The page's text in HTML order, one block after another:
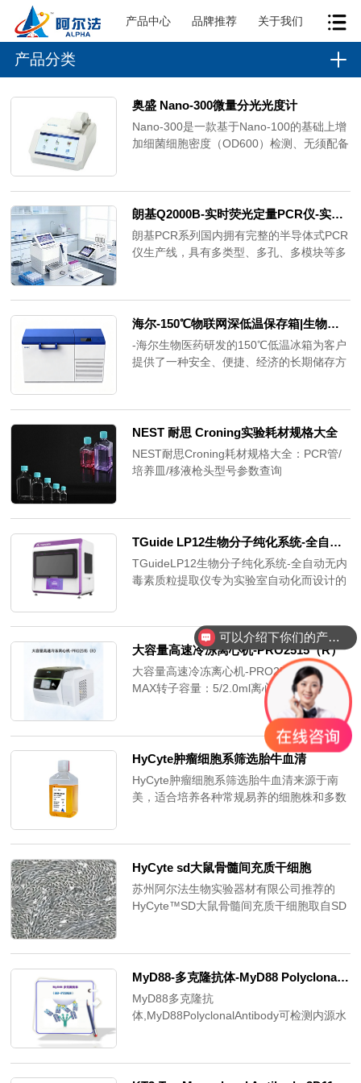
产品中心 品牌推荐 关于我们
产品分类
奥盛 Nano-300微量分光光度计
Nano-300是一款基于Nano-100的基础上增
加细菌细胞密度（OD600）检测、无须配备
品，就可快速准确的检测核酸、蛋白质和细
胞溶液，并配备比色皿模式，进行细菌等培
养液浓度的检测，从而估计细菌的生长情
况。
朗基Q2000B-实时荧光定量PCR仪-实时荧光pcr仪
朗基PCR系列国内拥有完整的半导体式PCR
仪生产线，具有多类型、多孔、多模块等多
丰富，规格齐全，已满足不同客户群体的需
求。PCR仪采用目前进口半导体技术以及
MARLOW半导体芯片制造商生产的半导体
材料做为核心部件，确保产品的扩增速度、
分析结果及系统可靠性，成为目前PCR行业
海尔-150℃物联网深低温保存箱|生物样本 细胞储存专用
-海尔生物医药研发的150℃低温冰箱为客户
提供了一种安全、便捷、经济的长期储存方
本，如病毒、红细胞、白细胞、切片、骨
骼、精子、海洋产品、特殊检测材料甚至电
子产品检测等
NEST 耐思 Croning实验耗材规格大全
NEST耐思Croning耗材规格大全：PCR管/
培养皿/移液枪头型号参数查询
TGuide LP12生物分子纯化系统-全自动无内毒素质粒提取仪
TGuideLP12生物分子纯化系统-全自动无内
毒素质粒提取仪专为实验室自动化而设计的
高了质粒提取的效率和纯度。
大容量高速冷冻离心机-PRO2515（R）
大容量高速冷冻离心机-PRO2515（R）
MAX转子容量：5/2.0ml离心管，
6×15/25/50ml离心管；MAX相对离心力：
25155xg(15000rpm)；可以适配16款不同
转子；离心机上盖快速锁紧技术，可快速、
轻松的开盖关盖；旋钮加触摸式调节参数；
瞬时离心按键，即可以快速完成离心；软刹
车，防止重县保护敏感样品；自动转子失衡
识别，离心更安全；自动识别16款转子，并
三种定时功能，定时开启，定时关闭和计
时；门锁开关状态显示及纠错功能，报警及
停机功能；10档加减速度曲线控制；温度范
小时，停止使用后自动待机，降低能耗，延
长压缩机使用寿命；内置冷凝水槽，避免冷
凝水积聚，防止腐蚀。
HyCyte肿瘤细胞系筛选胎牛血清​
HyCyte肿瘤细胞系筛选胎牛血清来源于南
美，适合培养各种常规易养的细胞株和多数
HyCyte sd大鼠骨髓间充质干细胞
苏州阿尔法生物实验器材有限公司推荐的
HyCyte™SD大鼠骨髓间充质干细胞取自SD
细胞特异性表面标记，具有良好的增殖和分
化潜能，经定向诱导，可分化为脂肪细胞、
成骨细胞、成软骨细胞等。
MyD88-多克隆抗体-MyD88 Polyclonal Antibody
MyD88多克隆抗
体,MyD88PolyclonalAntibody可检测内源水
可以介绍下你们的产品么？